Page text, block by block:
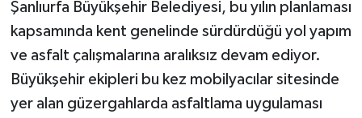
Şanlıurfa Büyükşehir Belediyesi, bu yılın planlaması
kapsamında kent genelinde sürdürdüğü yol yapım
ve asfalt çalışmalarına aralıksız devam ediyor.
Büyükşehir ekipleri bu kez mobilyacılar sitesinde
yer alan güzergahlarda asfaltlama uygulaması